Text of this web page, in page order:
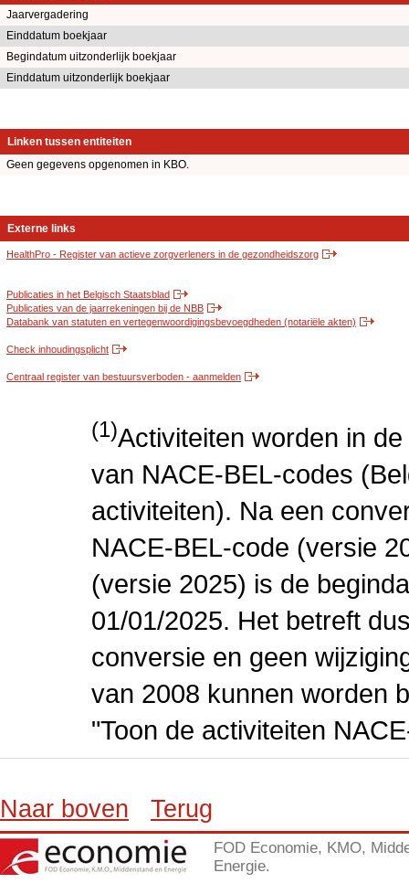
Jaarvergadering
Einddatum boekjaar
Begindatum uitzonderlijk boekjaar
Einddatum uitzonderlijk boekjaar
Linken tussen entiteiten
Geen gegevens opgenomen in KBO.
Externe links
HealthPro - Register van actieve zorgverleners in de gezondheidszorg
Publicaties in het Belgisch Staatsblad
Publicaties van de jaarrekeningen bij de NBB
Databank van statuten en vertegenwoordigingsbevoegdheden (notariële akten)
Check inhoudingsplicht
Centraal register van bestuursverboden - aanmelden
(1)Activiteiten worden in
van NACE-BEL-codes
activiteiten). Na een
NACE-BEL-code (versie
(versie 2025) is de
01/01/2025. Het betreft
conversie en geen
van 2008 kunnen worden
"Toon de activiteiten
Naar boven Terug
FOD Economie, KMO,
Energie.